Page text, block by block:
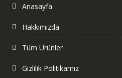
Anasayfa
Hakkımızda
Tüm Ürünler
Gizlilik Politikamız